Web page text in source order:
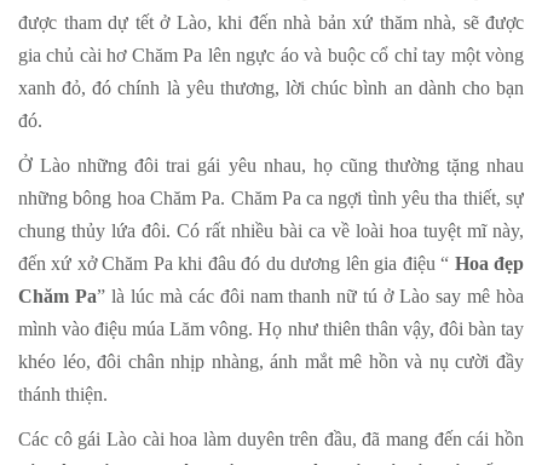
được tham dự tết ở Lào, khi đến nhà bản xứ thăm nhà, sẽ được
gia chủ cài hơ Chăm Pa lên ngực áo và buộc cổ chỉ tay một vòng
xanh đỏ, đó chính là yêu thương, lời chúc bình an dành cho bạn
đó.
Ở Lào những đôi trai gái yêu nhau, họ cũng thường tặng nhau
những bông hoa Chăm Pa. Chăm Pa ca ngợi tình yêu tha thiết, sự
chung thủy lứa đôi. Có rất nhiều bài ca về loài hoa tuyệt mĩ này,
đến xứ xở Chăm Pa khi đâu đó du dương lên gia điệu “ Hoa đẹp
Chăm Pa” là lúc mà các đôi nam thanh nữ tú ở Lào say mê hòa
mình vào điệu múa Lăm vông. Họ như thiên thân vậy, đôi bàn tay
khéo léo, đôi chân nhịp nhàng, ánh mắt mê hồn và nụ cười đầy
thánh thiện.
Các cô gái Lào cài hoa làm duyên trên đầu, đã mang đến cái hồn